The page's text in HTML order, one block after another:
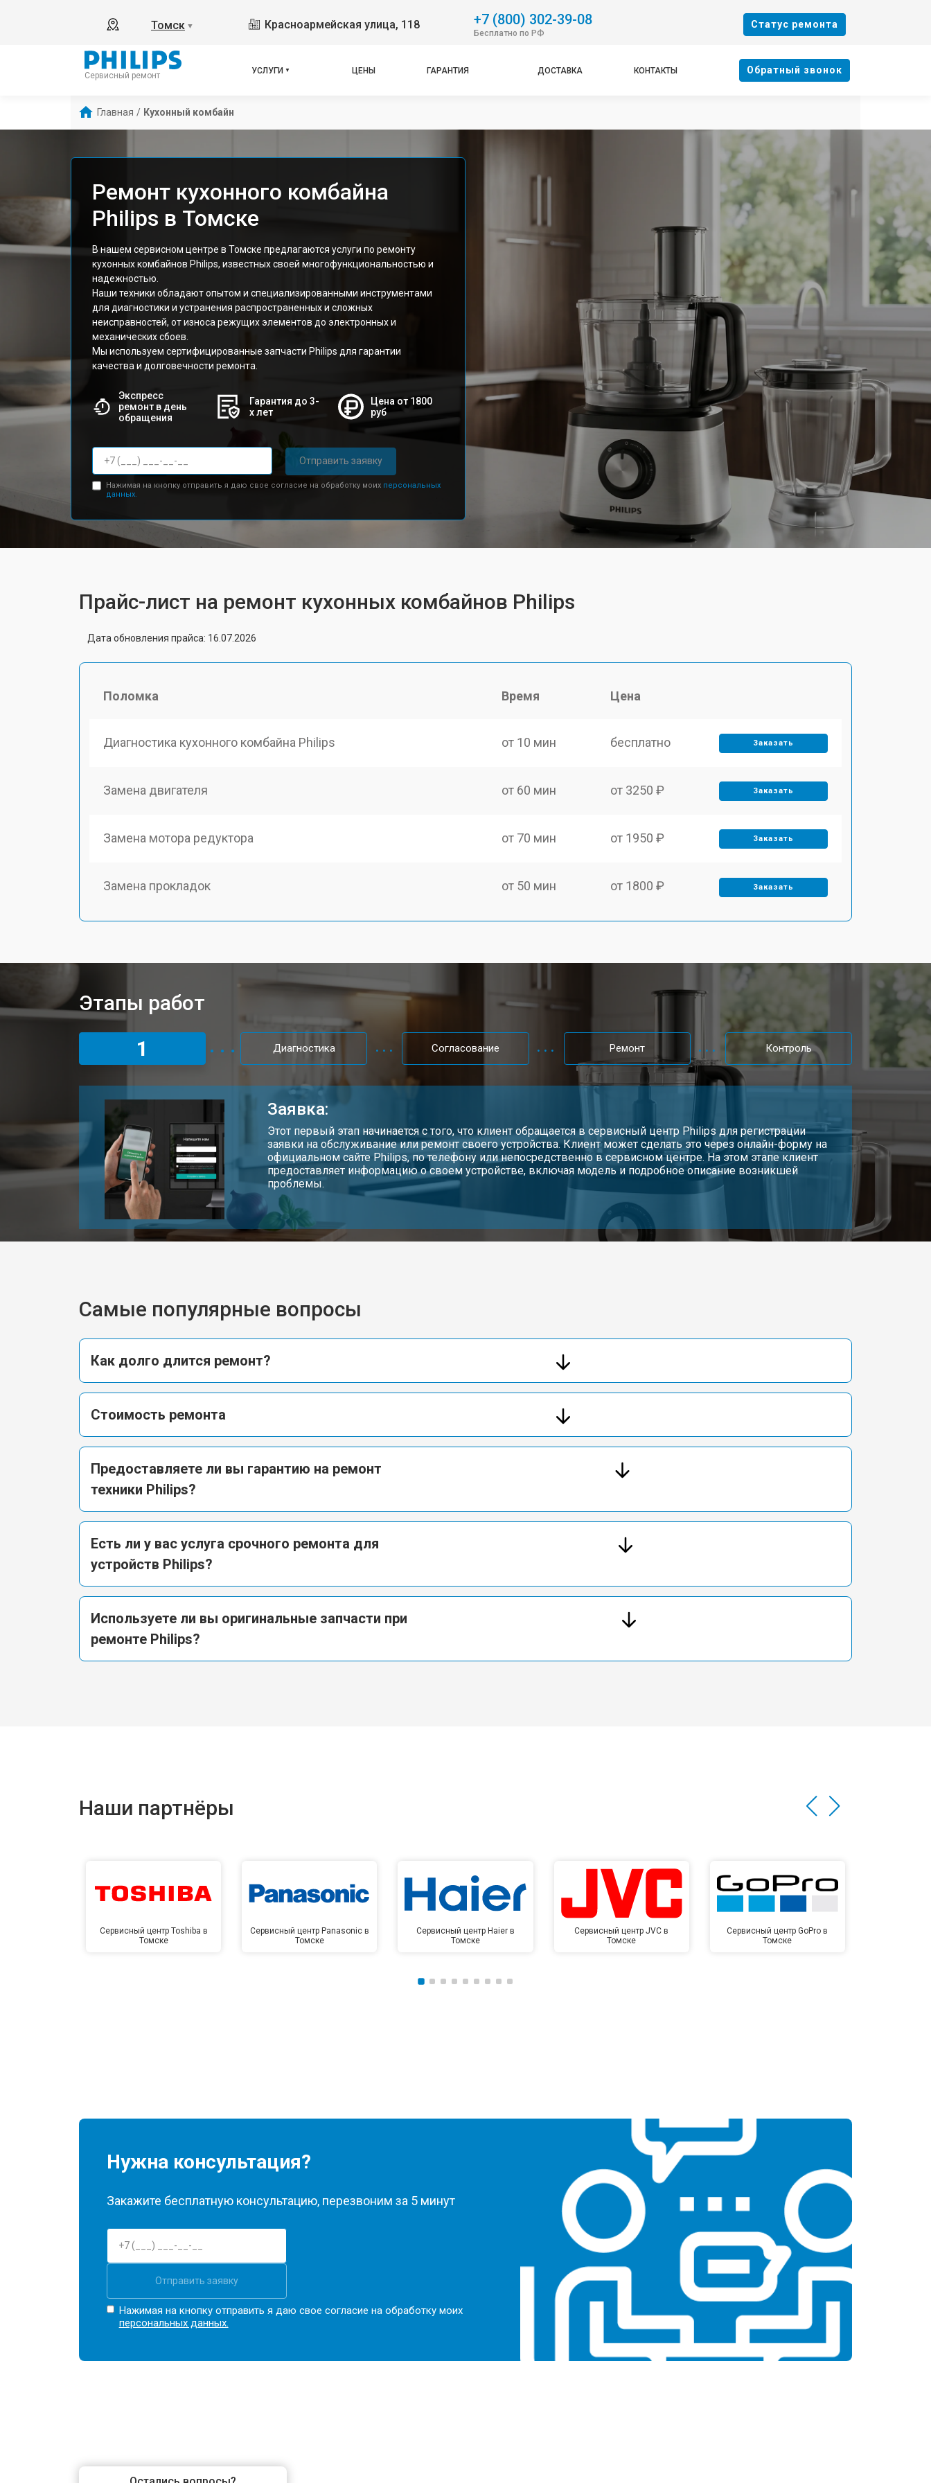
Томск ▼ Красноармейская улица, 118 +7 (800) 302-39-08
Бесплатно по РФ
Cтатус ремонта
Сервисный ремонт
УСЛУГИ ЦЕНЫ ГАРАНТИЯ ДОСТАВКА КОНТАКТЫ Oбратный звонок
Главная / Кухонный комбайн
Ремонт кухонного комбайна
Philips в Томске
В нашем сервисном центре в Томске предлагаются услуги по ремонту
кухонных комбайнов Philips, известных своей многофункциональностью и
надежностью.
Наши техники обладают опытом и специализированными инструментами
для диагностики и устранения распространенных и сложных
неисправностей, от износа режущих элементов до электронных и
механических сбоев.
Мы используем сертифицированные запчасти Philips для гарантии
качества и долговечности ремонта.
Экспресс
ремонт в день
обращения
Гарантия до 3-
х лет
Цена от 1800
руб
Отправить заявку
Нажимая на кнопку отправить я даю свое согласие на обработку моих персональных
данных.
Прайс-лист на ремонт кухонных комбайнов Philips
Дата обновления прайса: 16.07.2026
Поломка Время Цена
Диагностика кухонного комбайна Philips от 10 мин бесплатно Заказать
Замена двигателя от 60 мин от 3250 ₽ Заказать
Замена мотора редуктора от 70 мин от 1950 ₽ Заказать
Замена прокладок от 50 мин от 1800 ₽ Заказать
Этапы работ
1
Диагностика Согласование Ремонт Контроль
Заявка:
Этот первый этап начинается с того, что клиент обращается в сервисный центр Philips для регистрации
заявки на обслуживание или ремонт своего устройства. Клиент может сделать это через онлайн-форму на
официальном сайте Philips, по телефону или непосредственно в сервисном центре. На этом этапе клиент
предоставляет информацию о своем устройстве, включая модель и подробное описание возникшей
проблемы.
Самые популярные вопросы
Как долго длится ремонт?
Стоимость ремонта
Предоставляете ли вы гарантию на ремонт
техники Philips?
Есть ли у вас услуга срочного ремонта для
устройств Philips?
Используете ли вы оригинальные запчасти при
ремонте Philips?
Наши партнёры
Сервисный центр Toshiba в
Томске
Сервисный центр Panasonic в
Томске
Сервисный центр Haier в
Томске
Сервисный центр JVC в
Томске
Сервисный центр GoPro в
Томске
Нужна консультация?
Закажите бесплатную консультацию, перезвоним за 5 минут
Отправить заявку
Нажимая на кнопку отправить я даю свое согласие на обработку моих
персональных данных.